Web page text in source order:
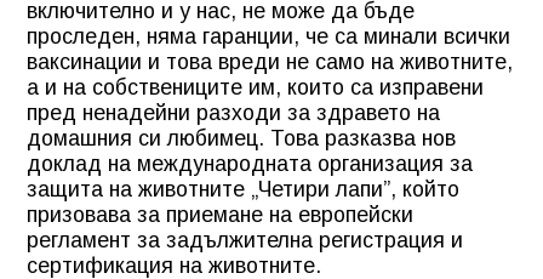
включително и у нас, не може да бъде
проследен, няма гаранции, че са минали всички
ваксинации и това вреди не само на животните,
а и на собствениците им, които са изправени
пред ненадейни разходи за здравето на
домашния си любимец. Това разказва нов
доклад на международната организация за
защита на животните „Четири лапи”, който
призовава за приемане на европейски
регламент за задължителна регистрация и
сертификация на животните.